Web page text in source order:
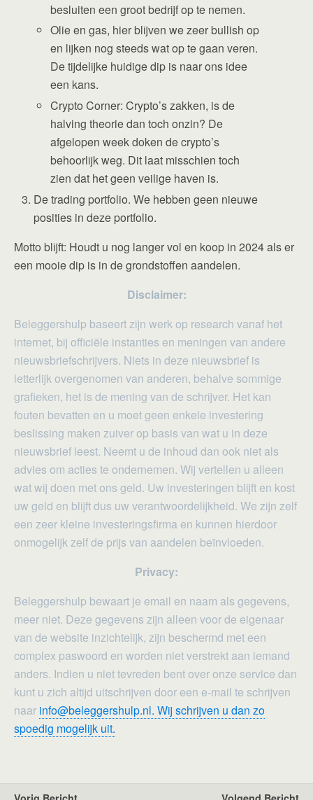
besluiten een groot bedrijf op te nemen.
Olie en gas, hier blijven we zeer bullish op
en lijken nog steeds wat op te gaan veren.
De tijdelijke huidige dip is naar ons idee
een kans.
Crypto Corner: Crypto’s zakken, is de
halving theorie dan toch onzin? De
afgelopen week doken de crypto’s
behoorlijk weg. Dit laat misschien toch
zien dat het geen veilige haven is.
De trading portfolio. We hebben geen nieuwe
posities in deze portfolio.
Motto blijft: Houdt u nog langer vol en koop in 2024 als er
een mooie dip is in de grondstoffen aandelen.
Disclaimer:
Beleggershulp baseert zijn werk op research vanaf het
internet, bij officiële instanties en meningen van andere
nieuwsbriefschrijvers. Niets in deze nieuwsbrief is
letterlijk overgenomen van anderen, behalve sommige
grafieken, het is de mening van de schrijver. Het kan
fouten bevatten en u moet geen enkele investering
beslissing maken zuiver op basis van wat u in deze
nieuwsbrief leest. Neemt u de inhoud dan ook niet als
advies om acties te ondernemen. Wij vertellen u alleen
wat wij doen met ons geld. Uw investeringen blijft en kost
uw geld en blijft dus uw verantwoordelijkheid. We zijn zelf
een zeer kleine investeringsfirma en kunnen hierdoor
onmogelijk zelf de prijs van aandelen beïnvloeden.
Privacy:
Beleggershulp bewaart je email en naam als gegevens,
meer niet. Deze gegevens zijn alleen voor de eigenaar
van de website inzichtelijk, zijn beschermd met een
complex paswoord en worden niet verstrekt aan iemand
anders. Indien u niet tevreden bent over onze service dan
kunt u zich altijd uitschrijven door een e-mail te schrijven
naar info@beleggershulp.nl. Wij schrijven u dan zo
spoedig mogelijk uit.